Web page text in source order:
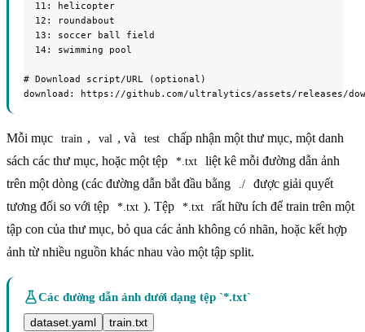
  11: helicopter
  12: roundabout
  13: soccer ball field
  14: swimming pool
# Download script/URL (optional)
download: https://github.com/ultralytics/assets/releases/
Mỗi mục train , val , và test
chấp nhận một thư mục, một danh
sách các thư mục, hoặc một tệp
*.txt
liệt kê mỗi đường dẫn ảnh
trên một dòng (các đường dẫn bắt đầu bằng
./
được giải quyết
tương đối so với tệp
*.txt ). Tệp *.txt
rất hữu ích để train trên một
tập con của thư mục, bỏ qua các ảnh không có nhãn, hoặc kết hợp
ảnh từ nhiều nguồn khác nhau vào một tập split.
Các đường dẫn ảnh dưới dạng tệp `*.txt`
dataset.yaml
train.txt